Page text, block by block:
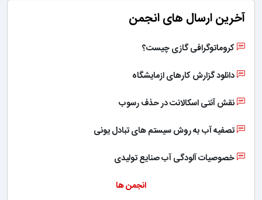
آخرین ارسال های انجمن
کروماتوگرافی گازی چیست؟
دانلود گزارش کارهای ازمایشگاه
نقش آنتی اسکالانت در حذف رسوب
تصفیه آب به روش سیستم های تبادل یونی
خصوصیات آلودگی آب صنایع تولیدی
انجمن ها